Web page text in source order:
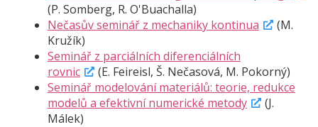
(P. Somberg, R. O'Buachalla)
Nečasův seminář z mechaniky kontinua
(M.
Kružík)
Seminář z parciálních diferenciálních
rovnic
(E. Feireisl, Š. Nečasová, M. Pokorný)
Seminář modelování materiálů: teorie, redukce
modelů a efektivní numerické metody
(J.
Málek)